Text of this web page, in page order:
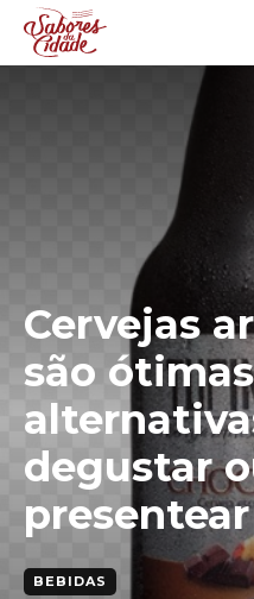
Cervejas
são ótimas
degustar
BEBIDAS